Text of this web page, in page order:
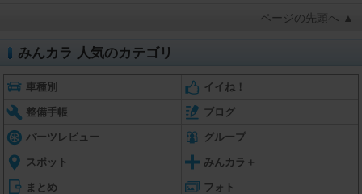
ページの先頭へ ▲
みんカラ 人気のカテゴリ
車種別 イイね！
整備手帳 ブログ
パーツレビュー グループ
スポット みんカラ＋
まとめ フォト